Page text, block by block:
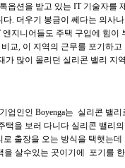
옵션을 받고 있는 IT 기술자를
. 더우기 봉금이 쎄다는 의사
지니어들도 주택 구입에 힘
교, 이 지역의 근무를 포기하
가 많이 몰리던 실리콘 밸리
업인인 Boyenga는 실리콘 밸
을 보러 다니다 실리콘 밸리
출장을 오는 방식을 택햇는
을 살수있는 곳이기에 포기를